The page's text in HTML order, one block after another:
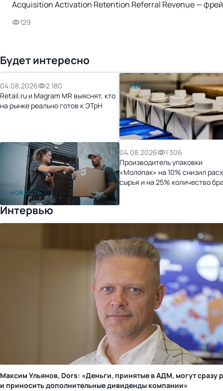
Acquisition Activation Retention Referral Revenue —
129
Будет интересно
НОВОСТЬ
04.08.2026
2 180
Retail.ru и Magram MR выяснят, кто
на рынке реально готов к ЭТрН
КЕЙС
04.08.2026
1 306
Производитель упаковки
«Молопак» на 10% снизил
сырья и на 25% количество
Интервью
Максим Ульянов, Dors: «Деньги, принятые в АДМ, могут сразу
и приносить дополнительные дивиденды компании»